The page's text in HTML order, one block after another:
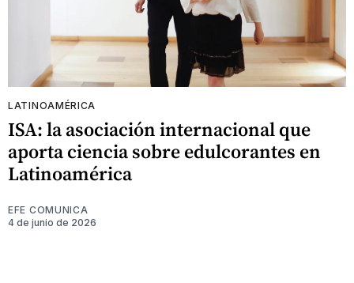
LATINOAMÉRICA
ISA: la asociación internacional que
aporta ciencia sobre edulcorantes en
Latinoamérica
EFE COMUNICA
4 de junio de 2026